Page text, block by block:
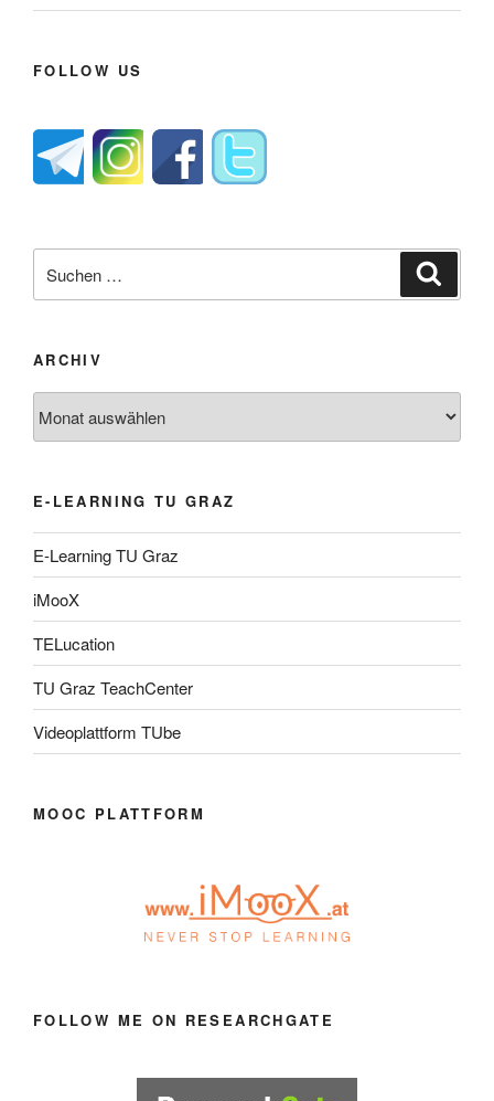
FOLLOW US
nach:
ARCHIV
E-LEARNING TU GRAZ
E-Learning TU Graz
iMooX
TELucation
TU Graz TeachCenter
Videoplattform TUbe
MOOC PLATTFORM
FOLLOW ME ON RESEARCHGATE